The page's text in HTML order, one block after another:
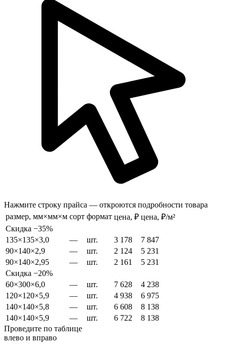
Нажмите строку прайса — откроются подробности товара
размер, мм×мм×м сорт формат цена, ₽ цена, ₽/м²
Скидка −35%
135×135×3,0
— шт. 3 178
7 847
90×140×2,9
— шт. 2 124
5 231
90×140×2,95
— шт. 2 161
5 231
Скидка −20%
60×300×6,0
— шт. 7 628
4 238
120×120×5,9
— шт. 4 938
6 975
140×140×5,8
— шт. 6 608
8 138
140×140×5,9
— шт. 6 722
8 138
Проведите по таблице
влево и вправо